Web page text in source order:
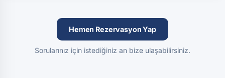
Hemen Rezervasyon Yap
Sorularınız için istediğiniz an bize ulaşabilirsiniz.